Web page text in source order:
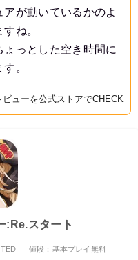
が動いているかのよ
ね。
っとした空き時間に
。
ビューを公式ストアでCHECK
:Re.スタート
値段：基本プレイ無料